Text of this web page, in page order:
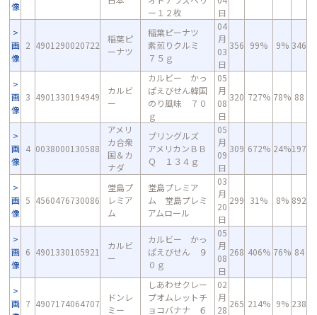
像
ー１２枚
日
画
像
2 4901290020722
稲葉ピ
ーナツ
稲葉ピーナツ
素煎りクルミ
７５ｇ
04
月
03
日
356 99% 9% 346
画
像
3 4901330194949
カルビ
ー
カルビー かっ
ぱえびせん韓国
のり風味 ７０
ｇ
05
月
08
日
320 727% 78% 88
画
像
4 0038000130588
アメリ
カ合衆
国＆カ
ナダ
プリングルズ
アメリカンＢＢ
Ｑ １３４ｇ
05
月
09
日
309 672% 24%197
画
像
5 4560476730086
堂島プ
レミア
ム
堂島プレミア
ム 堂島プレミ
アムロール
03
月
20
日
299 31% 8% 892
画
像
6 4901330105921
カルビ
ー
カルビー かっ
ぱえびせん ９
０ｇ
05
月
08
日
268 406% 76% 84
画 7 4907174064707
ドンレ
ミー
しあわせクレー
プオムレットチ
ョコバナナ ６
02
月
28
265 214% 9% 238